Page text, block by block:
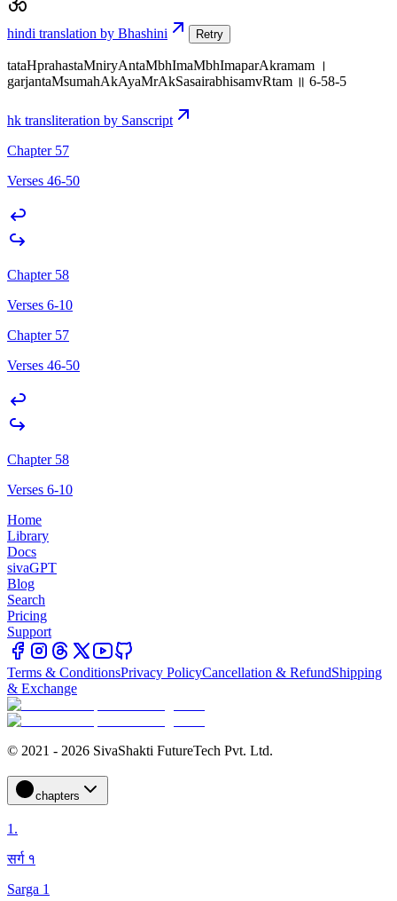
hindi translation by Bhashini Retry
tataHprahastaMniryAntaMbhImaMbhImaparAkramam ।
garjantaMsumahAkAyaMrAkSasairabhisamvRtam ॥ 6-58-5
hk transliteration by Sanscript
Chapter 57
Verses 46-50
Chapter 58
Verses 6-10
Chapter 57
Verses 46-50
Chapter 58
Verses 6-10
Home
Library
Docs
sivaGPT
Blog
Search
Pricing
Support
Terms & ConditionsPrivacy PolicyCancellation & RefundShipping
& Exchange
© 2021 - 2026 SivaShakti FutureTech Pvt. Ltd.
chapters
1.
सर्ग १
Sarga 1